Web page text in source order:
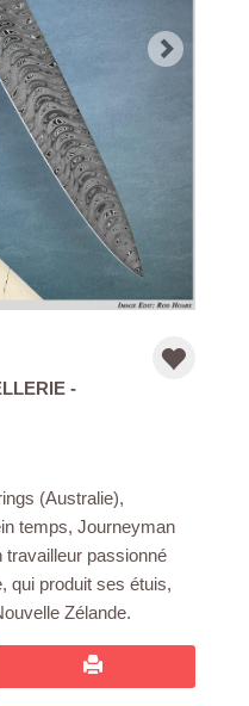
-
(Australie),
temps, Journeyman
travailleur passionné
qui produit ses étuis,
Zélande.